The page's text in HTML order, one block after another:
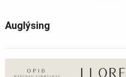
Auglýsing